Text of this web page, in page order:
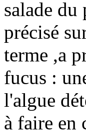
salade du
précisé
terme ,a
fucus :
l'algue
à faire en